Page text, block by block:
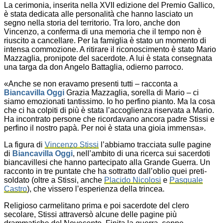
La cerimonia, inserita nella XVII edizione del Premio Gallico,
è stata dedicata alle personalità che hanno lasciato un
segno nella storia del territorio. Tra loro, anche don
Vincenzo, a conferma di una memoria che il tempo non è
riuscito a cancellare. Per la famiglia è stato un momento di
intensa commozione. A ritirare il riconoscimento è stato Mario
Mazzaglia, pronipote del sacerdote. A lui è stata consegnata
una targa da don Angelo Battaglia, odierno parroco.
«Anche se non eravamo presenti tutti – racconta a
Biancavilla Oggi Grazia Mazzaglia, sorella di Mario – ci
siamo emozionati tantissimo. Io ho perfino pianto. Ma la cosa
che ci ha colpiti di più è stata l’accoglienza riservata a Mario.
Ha incontrato persone che ricordavano ancora padre Stissi e
perfino il nostro papà. Per noi è stata una gioia immensa».
La figura di Vincenzo Stissi l’abbiamo tracciata sulle pagine
di Biancavilla Oggi, nell’ambito di una ricerca sui sacerdoti
biancavillesi che hanno partecipato alla Grande Guerra. Un
racconto in tre puntate che ha sottratto dall’oblio quei preti-
soldato (oltre a Stissi, anche Placido Nicolosi e Pasquale
Castro), che vissero l’esperienza della trincea.
Religioso carmelitano prima e poi sacerdote del clero
secolare, Stissi attraversò alcune delle pagine più